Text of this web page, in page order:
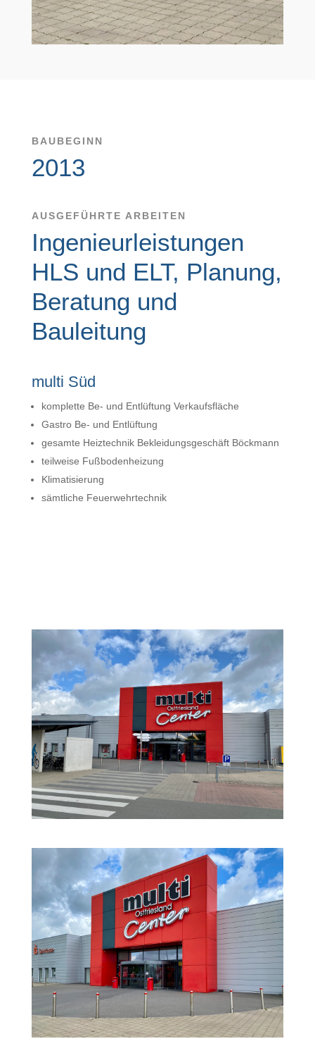
BAUBEGINN
2013
AUSGEFÜHRTE ARBEITEN
Ingenieurleistungen
HLS und ELT, Planung,
Beratung und
Bauleitung
multi Süd
komplette Be- und Entlüftung Verkaufsfläche
Gastro Be- und Entlüftung
gesamte Heiztechnik Bekleidungsgeschäft Böckmann
teilweise Fußbodenheizung
Klimatisierung
sämtliche Feuerwehrtechnik